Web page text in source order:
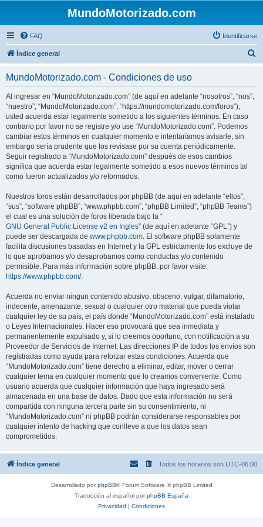
MundoMotorizado.com
FAQ Identificarse
Índice general
MundoMotorizado.com - Condiciones de uso
Al ingresar en “MundoMotorizado.com” (de aquí en adelante “nosotros”, “nos”,
“nuestro”, “MundoMotorizado.com”, “https://mundomotorizado.com/foros”),
usted acuerda estar legalmente sometido a los siguientes términos. En caso
contrario por favor no se registre y/o use “MundoMotorizado.com”. Podemos
cambiar estos términos en cualquier momento e intentaríamos avisarle, sin
embargo sería prudente que los revisase por su cuenta periódicamente.
Seguir registrado a “MundoMotorizado.com” después de esos cambios
significa que acuerda estar legalmente sometido a esos nuevos términos tal
como fueron actualizados y/o reformados.
Nuestros foros están desarrollados por phpBB (de aquí en adelante “ellos”,
“sus”, “software phpBB”, “www.phpbb.com”, “phpBB Limited”, “phpBB Teams”)
el cual es una solución de foros liberada bajo la “
GNU General Public License v2 en Ingles” (de aquí en adelante “GPL”) y
puede ser descargada de www.phpbb.com. El software phpBB solamente
facilita discusiones basadas en Internet y la GPL estrictamente los excluye de
lo que aprobamos y/o desaprobamos como conductas y/o contenido
permisible. Para más información sobre phpBB, por favor visite:
https://www.phpbb.com/.
Acuerda no enviar ningun contenido abusivo, obsceno, vulgar, difamatorio,
indecente, amenazante, sexual o cualquier otro material que pueda violar
cualquier ley de su país, el país donde “MundoMotorizado.com” está instalado
o Leyes Internacionales. Hacer eso provocará que sea inmediata y
permanentemente expulsado y, si lo creemos oportuno, con notificación a su
Proveedor de Servicios de Internet. Las direcciones IP de todos los envíos son
registradas como ayuda para reforzar estas condiciones. Acuerda que
“MundoMotorizado.com” tiene derecho a eliminar, editar, mover o cerrar
cualquier tema en cualquier momento que lo creamos conveniente. Como
usuario acuerda que cualquier información que haya ingresado será
almacenada en una base de datos. Dado que esta información no será
compartida con ninguna tercera parte sin su consentimiento, ni
“MundoMotorizado.com” ni phpBB podrán considerarse responsables por
cualquier intento de hacking que conlleve a que los datos sean
comprometidos.
Índice general Todos los horarios son UTC-06:00
Desarrollado porphpBB® Forum Software © phpBB Limited
Traducción al español porphpBB España
Privacidad | Condiciones